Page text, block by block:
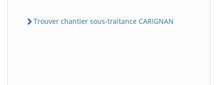
Trouver chantier sous-traitance CARIGNAN